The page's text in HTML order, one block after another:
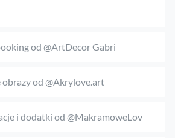
od @ArtDecor Gabri
obrazy od @Akrylove.art
i dodatki od @MakramoweLov